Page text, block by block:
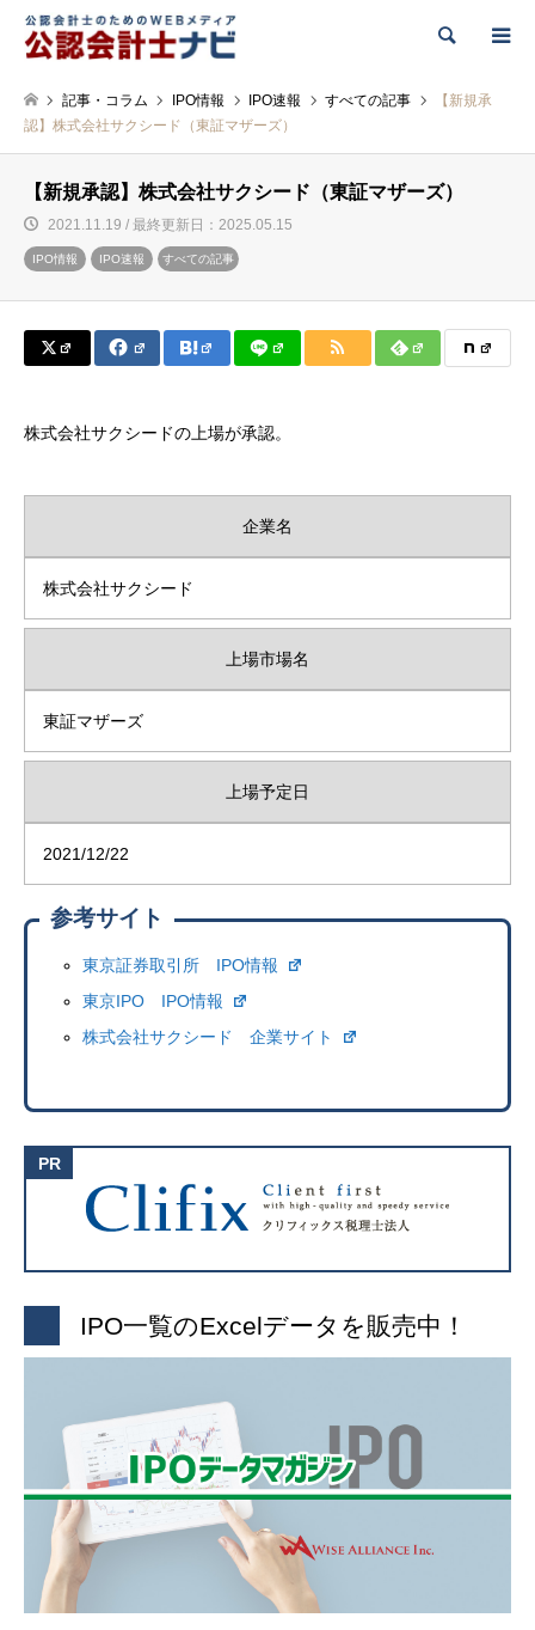
検索
記事・コラム IPO情報 IPO速報 すべての記事
【新規承
認】株式会社サクシード（東証マザーズ）
【新規承認】株式会社サクシード（東証マザーズ）
2021.11.19 / 最終更新日：2025.05.15
IPO情報 IPO速報 すべての記事
株式会社サクシードの上場が承認。
企業名
株式会社サクシード
上場市場名
東証マザーズ
上場予定日
2021/12/22
参考サイト
東京証券取引所 IPO情報
東京IPO IPO情報
株式会社サクシード 企業サイト
IPO一覧のExcelデータを販売中！